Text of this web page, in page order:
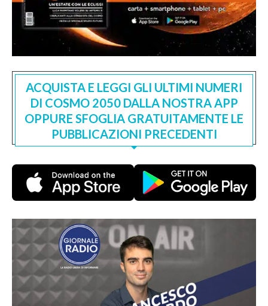
ACQUISTA E LEGGI GLI ULTIMI NUMERI
DI COSMO 2050 DALLA NOSTRA APP
OPPURE SFOGLIA GRATUITAMENTE LE
PUBBLICAZIONI PRECEDENTI